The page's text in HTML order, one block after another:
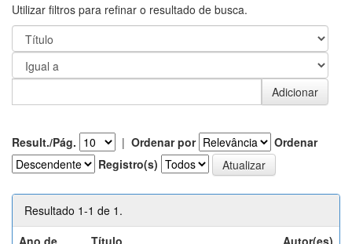
Utilizar filtros para refinar o resultado de busca.
Result./Pág. | Ordenar por
Ordenar
Registro(s)
Resultado 1-1 de 1.
Ano de
Título Autor(es)